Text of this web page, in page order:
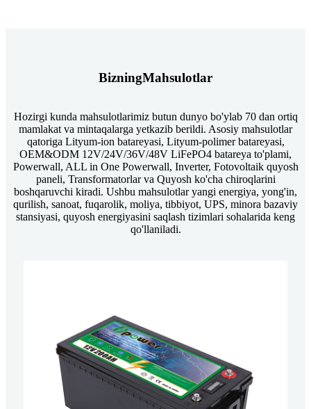
BizningMahsulotlar
Hozirgi kunda mahsulotlarimiz butun dunyo bo'ylab 70 dan ortiq
mamlakat va mintaqalarga yetkazib berildi. Asosiy mahsulotlar
qatoriga Lityum-ion batareyasi, Lityum-polimer batareyasi,
OEM&ODM 12V/24V/36V/48V LiFePO4 batareya to'plami,
Powerwall, ALL in One Powerwall, Inverter, Fotovoltaik quyosh
paneli, Transformatorlar va Quyosh ko'cha chiroqlarini
boshqaruvchi kiradi. Ushbu mahsulotlar yangi energiya, yong'in,
qurilish, sanoat, fuqarolik, moliya, tibbiyot, UPS, minora bazaviy
stansiyasi, quyosh energiyasini saqlash tizimlari sohalarida keng
qo'llaniladi.